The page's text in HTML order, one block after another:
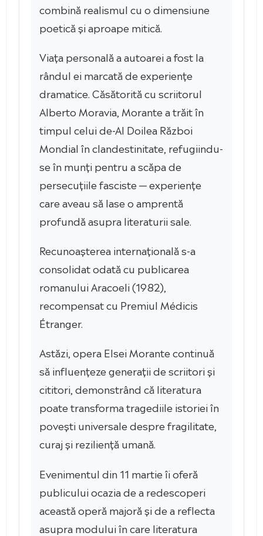
combină realismul cu o dimensiune
poetică și aproape mitică.
Viața personală a autoarei a fost la
rândul ei marcată de experiențe
dramatice. Căsătorită cu scriitorul
Alberto Moravia, Morante a trăit în
timpul celui de-Al Doilea Război
Mondial în clandestinitate, refugiindu-
se în munți pentru a scăpa de
persecuțiile fasciste — experiențe
care aveau să lase o amprentă
profundă asupra literaturii sale.
Recunoașterea internațională s-a
consolidat odată cu publicarea
romanului Aracoeli (1982),
recompensat cu Premiul Médicis
Étranger.
Astăzi, opera Elsei Morante continuă
să influențeze generații de scriitori și
cititori, demonstrând că literatura
poate transforma tragediile istoriei în
povești universale despre fragilitate,
curaj și reziliență umană.
Evenimentul din 11 martie îi oferă
publicului ocazia de a redescoperi
această operă majoră și de a reflecta
asupra modului în care literatura